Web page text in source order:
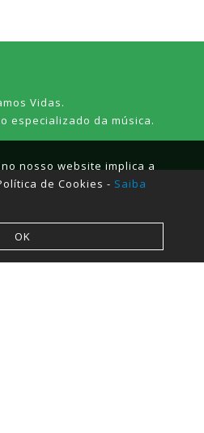
Vidas.
especializado da música.
nosso website implica a
de Cookies - Saiba
OK